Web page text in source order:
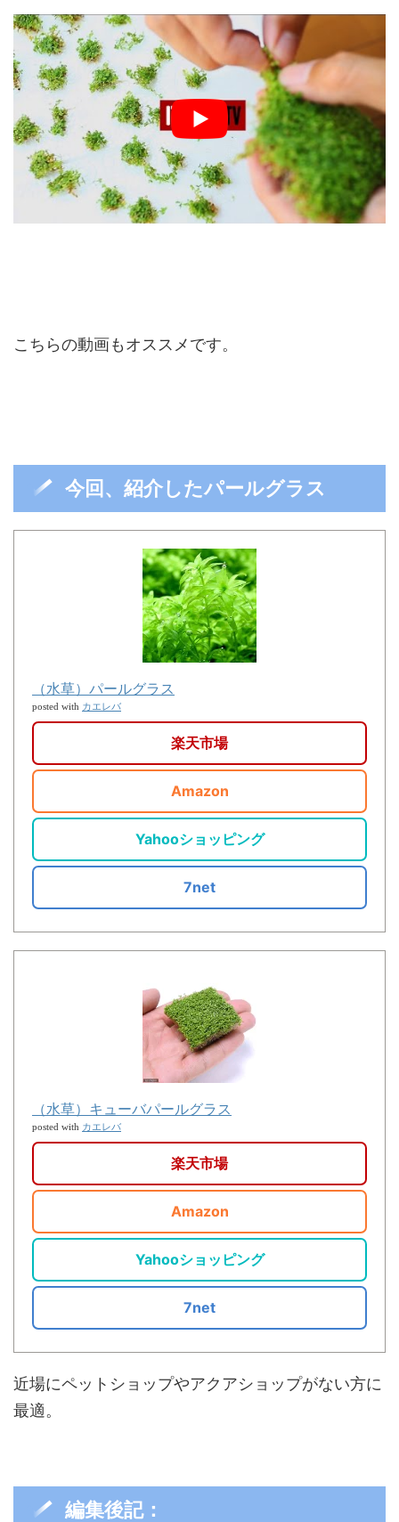
こちらの動画もオススメです。
今回、紹介したパールグラス
（水草）パールグラス
posted with カエレバ
楽天市場
Amazon
Yahooショッピング
7net
（水草）キューバパールグラス
posted with カエレバ
楽天市場
Amazon
Yahooショッピング
7net
近場にペットショップやアクアショップがない方に
最適。
編集後記：